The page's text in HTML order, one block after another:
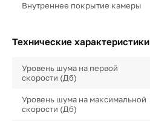
Внутреннее покрытие камеры
Технические характеристики
Уровень шума на первой
скорости (Дб)
Уровень шума на максимальной
скорости (Дб)